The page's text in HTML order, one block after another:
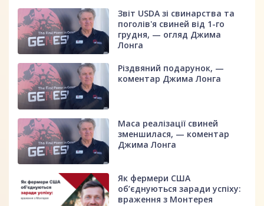
Звіт USDA зі свинарства та
поголів'я свиней від 1-го
грудня, — огляд Джима
Лонга
Різдвяний подарунок, —
коментар Джима Лонга
Маса реалізації свиней
зменшилася, — коментар
Джима Лонга
Як фермери США
об’єднуються заради успіху:
враження з Монтерея